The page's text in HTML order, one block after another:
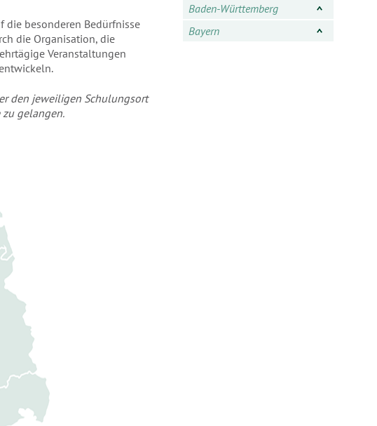
die besonderen Bedürfnisse
die Organisation, die
Veranstaltungen
den jeweiligen Schulungsort
gelangen.
Baden-Württemberg
Bayern